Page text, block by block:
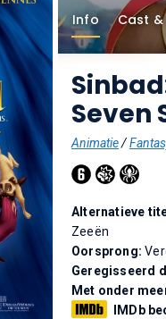
Info Cast
Seven
Animatie/
Alternatieve
Zeeën
Oorsprong:
Geregisseerd
Met onder
IMDb